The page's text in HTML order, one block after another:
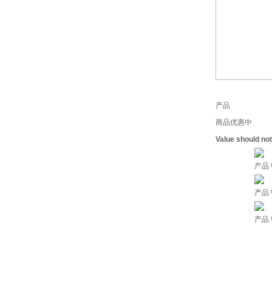
产品
商品优惠中
Value should
产品
产品
产品